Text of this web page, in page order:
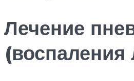
Лечение
(воспаления